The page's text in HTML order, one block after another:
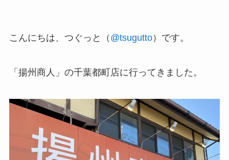
こんにちは、つぐっと（ @tsugutto）です。
「揚州商人」の千葉都町店に行ってきました。